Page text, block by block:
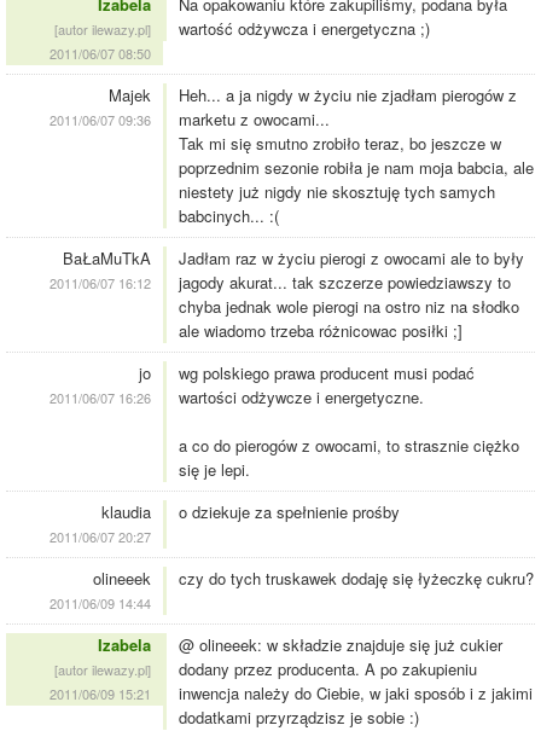
[autor ilewazy.pl]
2011/06/07 08:50
wartość odżywcza i energetyczna ;)
Majek
2011/06/07 09:36
Heh... a ja nigdy w życiu nie zjadłam pierogów z
marketu z owocami...
Tak mi się smutno zrobiło teraz, bo jeszcze w
poprzednim sezonie robiła je nam moja babcia, ale
niestety już nigdy nie skosztuję tych samych
babcinych... :(
BaŁaMuTkA
2011/06/07 16:12
Jadłam raz w życiu pierogi z owocami ale to były
jagody akurat... tak szczerze powiedziawszy to
chyba jednak wole pierogi na ostro niz na słodko
ale wiadomo trzeba różnicowac posiłki ;]
jo
2011/06/07 16:26
wg polskiego prawa producent musi podać
wartości odżywcze i energetyczne.
a co do pierogów z owocami, to strasznie ciężko
się je lepi.
klaudia
2011/06/07 20:27
o dziekuje za spełnienie prośby
olineeek
2011/06/09 14:44
czy do tych truskawek dodaję się łyżeczkę cukru?
Izabela
[autor ilewazy.pl]
2011/06/09 15:21
@ olineeek: w składzie znajduje się już cukier
dodany przez producenta. A po zakupieniu
inwencja należy do Ciebie, w jaki sposób i z jakimi
dodatkami przyrządzisz je sobie :)